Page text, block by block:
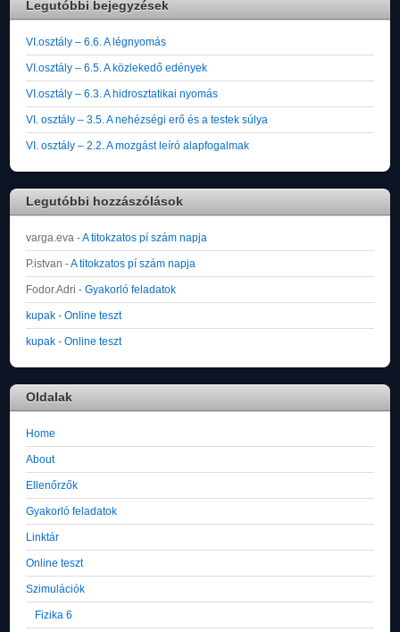
Legutóbbi bejegyzések
VI.osztály – 6.6. A légnyomás
VI.osztály – 6.5. A közlekedő edények
VI.osztály – 6.3. A hidrosztatikai nyomás
VI. osztály – 3.5. A nehézségi erő és a testek súlya
VI. osztály – 2.2. A mozgást leíró alapfogalmak
Legutóbbi hozzászólások
varga.eva -A titokzatos pí szám napja
P.istvan -A titokzatos pí szám napja
Fodor.Adri -Gyakorló feladatok
kupak -Online teszt
kupak -Online teszt
Oldalak
Home
About
Ellenőrzők
Gyakorló feladatok
Linktár
Online teszt
Szimulációk
Fizika 6